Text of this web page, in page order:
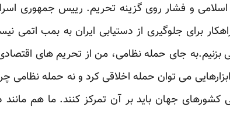
و فشار روی گزینه تحریم. رییس جمهوری
برای جلوگیری از دستیابی ایران به بمب
بزنیم.به جای حمله نظامی، من از تحریم های
می توان حمله اخلاقی کرد و نه حمله نظامی
جهان باید بر آن تمرکز کنند. ما هم مانند